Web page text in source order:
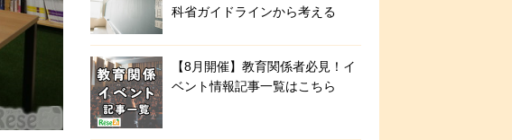
科省ガイドラインから考える
【8月開催】教育関係者必見！イ
ベント情報記事一覧はこちら